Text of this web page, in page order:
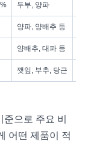
두부, 양파
양파, 양배추 등
양배추, 대파 등
깻잎, 부추, 당근
으로 주요 비
어떤 제품이 적